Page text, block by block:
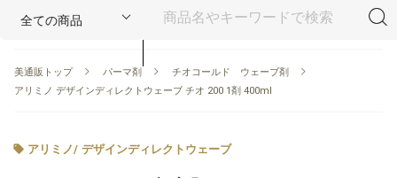
美通販トップ パーマ剤
チオコールド ウェーブ剤
アリミノ デザインディレクトウェーブ チオ 200 1剤 400ml
アリミノ/ デザインディレクトウェーブ